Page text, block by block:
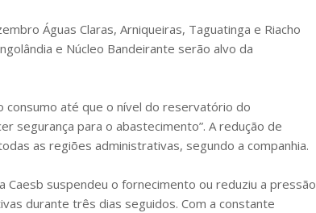
Águas Claras, Arniqueiras, Taguatinga e Riacho
e Núcleo Bandeirante serão alvo da
consumo até que o nível do reservatório do
segurança para o abastecimento”. A redução de
as regiões administrativas, segundo a companhia.
suspendeu o fornecimento ou reduziu a pressão
durante três dias seguidos. Com a constante